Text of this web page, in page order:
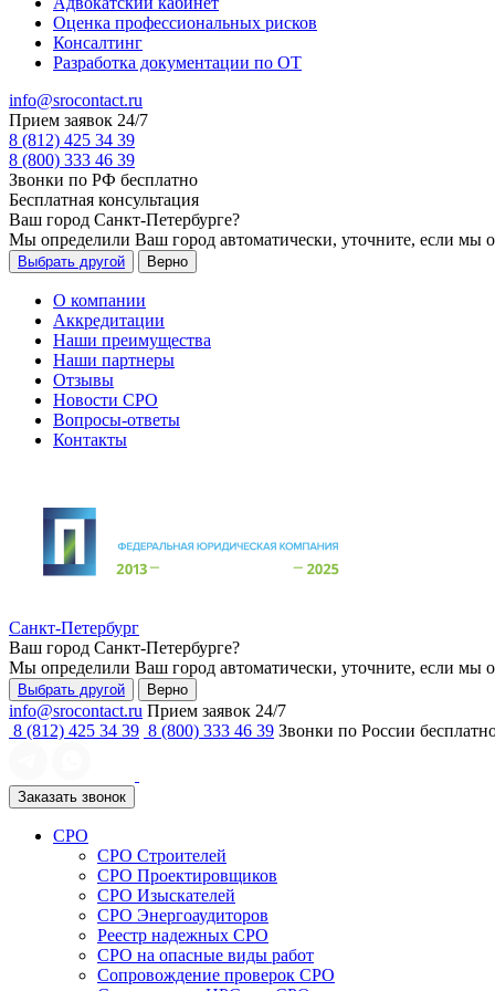
Оценка профессиональных рисков
Консалтинг
Разработка документации по ОТ
info@srocontact.ru
Прием заявок 24/7
8 (812) 425 34 39
8 (800) 333 46 39
Звонки по РФ бесплатно
Бесплатная консультация
Ваш город Санкт-Петербурге?
Мы определили Ваш город автоматически, уточните, если мы
Выбрать другой Верно
О компании
Аккредитации
Наши преимущества
Наши партнеры
Отзывы
Новости СРО
Вопросы-ответы
Контакты
Санкт-Петербург
Ваш город Санкт-Петербурге?
Мы определили Ваш город автоматически, уточните, если мы
Выбрать другой Верно
info@srocontact.ru Прием заявок 24/7
8 (812) 425 34 39 8 (800) 333 46 39 Звонки по России
Заказать звонок
СРО
СРО Строителей
СРО Проектировщиков
СРО Изыскателей
СРО Энергоаудиторов
Реестр надежных СРО
СРО на опасные виды работ
Сопровождение проверок СРО